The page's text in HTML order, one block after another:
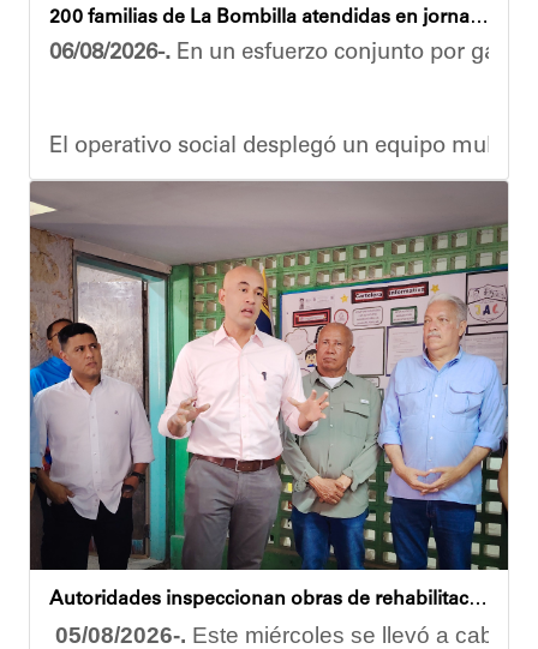
200 familias de La Bombilla atendidas en jornada integral
06/08/2026-. En un esfuerzo conjunto por
El operativo social desplegó un equipo
Durante la actividad, los asistentes contaron
Eudicis Viva, habitante de la comunidad y
Esta iniciativa se enmarca en la política social
Oskarina Rosso
Autoridades inspeccionan obras de rehabilitación en la U.E.N. José Antonio Calcaño en Caucagüita
05/08/2026-. Este miércoles se llevó a cabo